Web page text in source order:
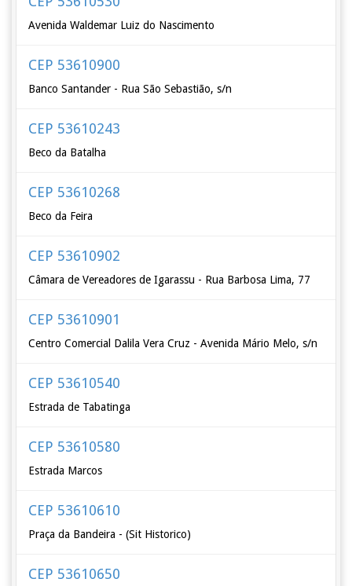
Avenida Waldemar Luiz do Nascimento
CEP 53610900
Banco Santander - Rua São Sebastião, s/n
CEP 53610243
Beco da Batalha
CEP 53610268
Beco da Feira
CEP 53610902
Câmara de Vereadores de Igarassu - Rua Barbosa Lima, 77
CEP 53610901
Centro Comercial Dalila Vera Cruz - Avenida Mário Melo, s/n
CEP 53610540
Estrada de Tabatinga
CEP 53610580
Estrada Marcos
CEP 53610610
Praça da Bandeira - (Sit Historico)
CEP 53610650